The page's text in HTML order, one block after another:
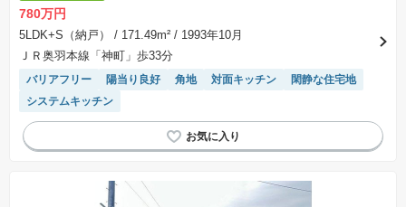
780万円
5LDK+S（納戸） / 171.49m² / 1993年10月
ＪＲ奥羽本線「神町」歩33分
バリアフリー 陽当り良好 角地 対面キッチン
閑静な住宅地
システムキッチン